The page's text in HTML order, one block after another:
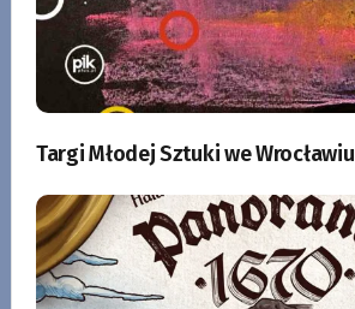
Targi Młodej Sztuki we Wrocławiu